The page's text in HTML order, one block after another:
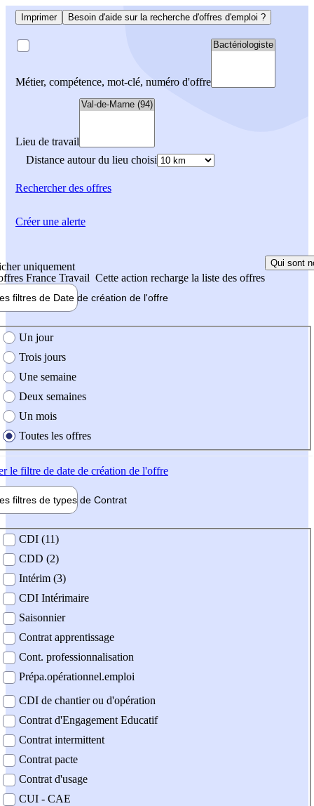
Imprimer Besoin d'aide sur la recherche d'offres d'emploi ?
Métier, compétence, mot-clé, numéro d'offre
Lieu de travail
Distance autour du lieu choisi
Rechercherdes offres
uniquement
France Travail Cette action recharge la liste des offres
Qui sont
filtres de Date de création de l'offre
création de l'offre
Un jour
Trois jours
Une semaine
Deux semaines
Un mois
Toutes les offres
le filtre de date de création de l'offre
filtres de types de Contrat
contrat
CDI (11)
CDD (2)
Intérim (3)
CDI Intérimaire
Saisonnier
Contrat apprentissage
Cont. professionnalisation
Prépa.opérationnel.emploi
CDI de chantier ou d'opération
Contrat d'Engagement Educatif
Contrat intermittent
Contrat pacte
Contrat d'usage
CUI - CAE
Créer une alerte